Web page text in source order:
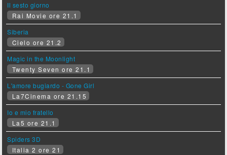
Il sesto giorno
Rai Movie ore 21.1
Siberia
Cielo ore 21.2
Magic in the Moonlight
Twenty Seven ore 21.1
L'amore bugiardo - Gone Girl
La7Cinema ore 21.15
Io e mio fratello
La5 ore 21.1
Spiders 3D
Italia 2 ore 21